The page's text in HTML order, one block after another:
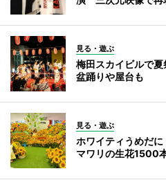
見る・遊ぶ
梅田スカイビルで
盆踊りや屋台も
見る・遊ぶ
ホワイティうめだ
マワリの生花1500